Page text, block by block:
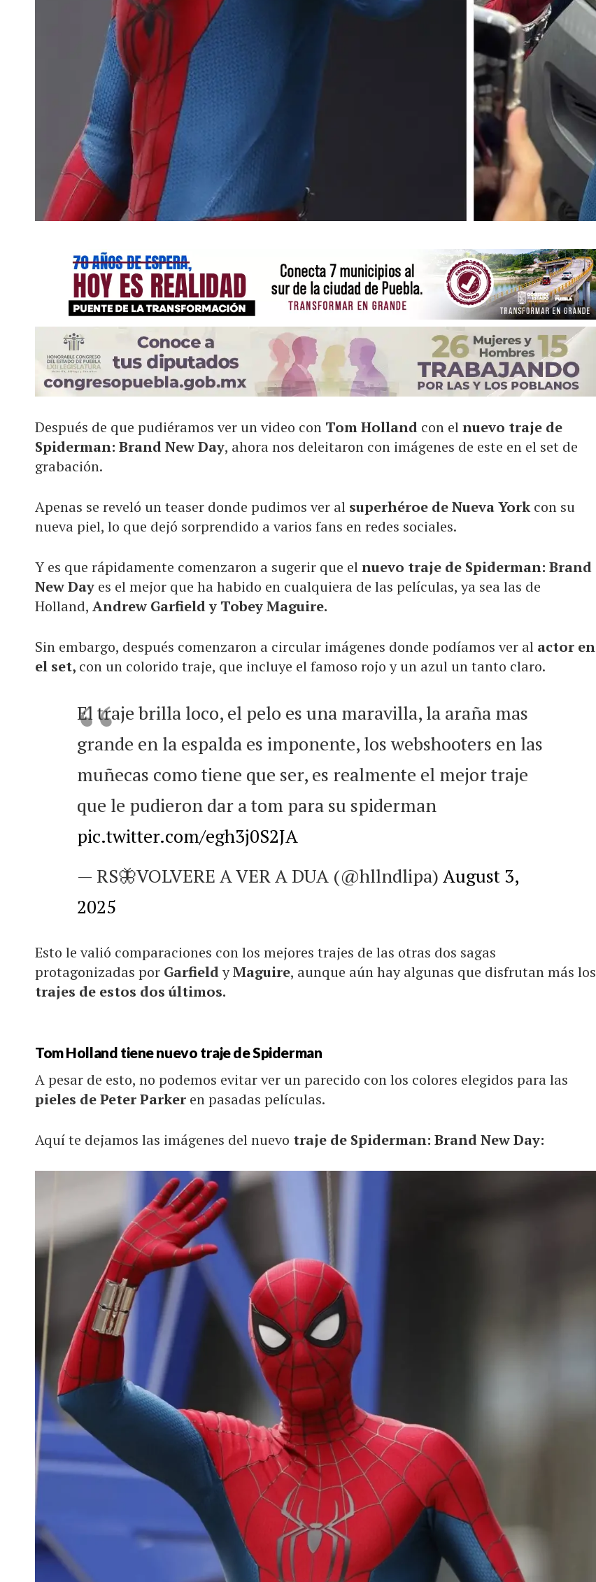
Después de que pudiéramos ver un video con Tom Holland con elnuevo traje de
Spiderman: Brand New Day, ahora nos deleitaron con imágenes de este en el set de
grabación.
Apenas se reveló un teaser donde pudimos ver al superhéroe de Nueva Yorkcon su
nueva piel, lo que dejó sorprendido a varios fans en redes sociales.
Y es que rápidamente comenzaron a sugerir que elnuevo traje de Spiderman: Brand
New Day es el mejor que ha habido en cualquiera de las películas, ya sea las de
Holland, Andrew Garfield y Tobey Maguire.
Sin embargo, después comenzaron a circular imágenes donde podíamos ver al actor en
el set, con un colorido traje, que incluye el famoso rojo y un azul un tanto claro.
El traje brilla loco, el pelo es una maravilla, la araña mas
grande en la espalda es imponente, los webshooters en las
muñecas como tiene que ser, es realmente el mejor traje
que le pudieron dar a tom para su spiderman
pic.twitter.com/egh3j0S2JA
— RS🦋VOLVERE A VER A DUA (@hllndlipa) August 3,
2025
Esto le valió comparaciones con los mejores trajes de las otras dos sagas
protagonizadas por GarfieldyMaguire, aunque aún hay algunas que disfrutan más los
trajes de estos dos últimos.
Tom Holland tiene nuevo traje de Spiderman
A pesar de esto, no podemos evitar ver un parecido con los colores elegidos para las
pieles de Peter Parker en pasadas películas.
Aquí te dejamos las imágenes del nuevo traje de Spiderman: Brand New Day: